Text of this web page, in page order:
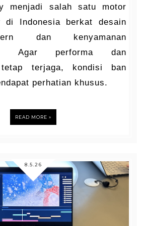
menjadi salah satu motor
di Indonesia berkat desain
dan kenyamanan
Agar performa dan
tetap terjaga, kondisi ban
perhatian khusus.
READ MORE »
8.5.26